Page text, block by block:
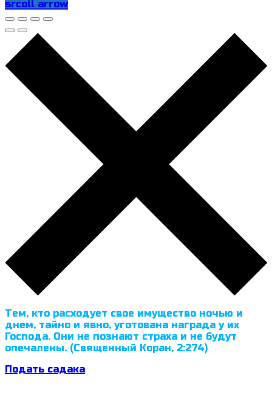
srcoll arrow
Тем, кто расходует свое имущество ночью и
днем, тайно и явно, уготована награда у их
Господа. Они не познают страха и не будут
опечалены. (Священный Коран, 2:274)
Подать садака